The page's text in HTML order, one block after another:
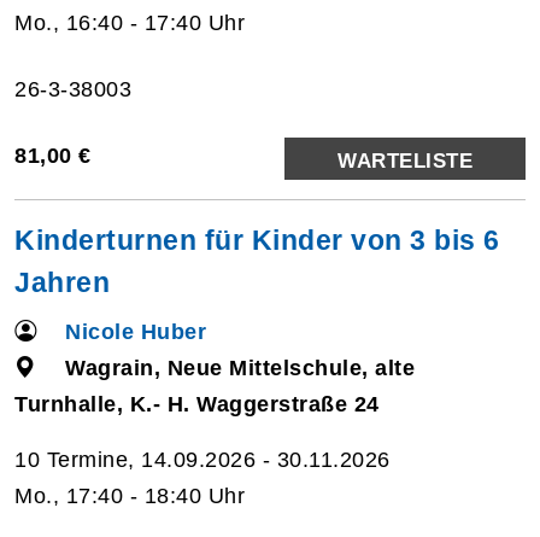
Mo., 16:40 - 17:40 Uhr
26-3-38003
81,00 € WARTELISTE
Kinderturnen für Kinder von 3 bis 6
Jahren
Nicole Huber
Wagrain, Neue Mittelschule, alte
Turnhalle, K.- H. Waggerstraße 24
10 Termine, 14.09.2026 - 30.11.2026
Mo., 17:40 - 18:40 Uhr